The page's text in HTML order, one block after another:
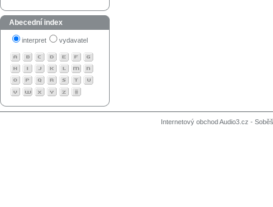
Abecední index
interpret vydavatel
Internetový obchod Audio3.cz -